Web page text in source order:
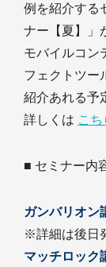
例を紹介する
ナー【夏】」
モバイルコン
フェクトツー
紹介あれる予
詳しくは こち
■ セミナー内
ガンバリオン
※詳細は後日
マッチロック